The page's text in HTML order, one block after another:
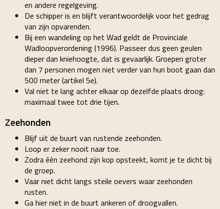
en andere regelgeving.
De schipper is en blijft verantwoordelijk voor het gedrag
van zijn opvarenden.
Bij een wandeling op het Wad geldt de Provinciale
Wadloopverordening (1996). Passeer dus geen geulen
dieper dan kniehoogte, dat is gevaarlijk. Groepen groter
dan 7 personen mogen niet verder van hun boot gaan dan
500 meter (artikel 5e).
Val niet te lang achter elkaar op dezelfde plaats droog:
maximaal twee tot drie tijen.
Zeehonden
Blijf uit de buurt van rustende zeehonden.
Loop er zeker nooit naar toe.
Zodra één zeehond zijn kop opsteekt, komt je te dicht bij
de groep.
Vaar niet dicht langs steile oevers waar zeehonden
rusten.
Ga hier niet in de buurt ankeren of droogvallen.